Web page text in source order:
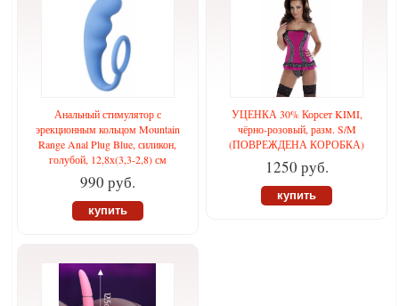
Анальный стимулятор с
эрекционным кольцом Mountain
Range Anal Plug Blue, силикон,
голубой, 12,8х(3,3-2,8) см
990 руб.
купить
УЦЕНКА 30% Корсет KIMI,
чёрно-розовый, разм. S/M
(ПОВРЕЖДЕНА КОРОБКА)
1250 руб.
купить